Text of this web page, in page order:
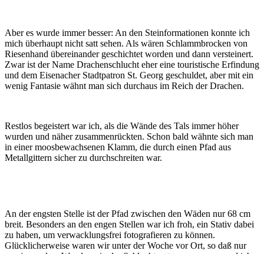
Aber es wurde immer besser: An den Steinformationen konnte ich
mich überhaupt nicht satt sehen. Als wären Schlammbrocken von
Riesenhand übereinander geschichtet worden und dann versteinert.
Zwar ist der Name Drachenschlucht eher eine touristische Erfindung
und dem Eisenacher Stadtpatron St. Georg geschuldet, aber mit ein
wenig Fantasie wähnt man sich durchaus im Reich der Drachen.
Restlos begeistert war ich, als die Wände des Tals immer höher
wurden und näher zusammenrückten. Schon bald wähnte sich man
in einer moosbewachsenen Klamm, die durch einen Pfad aus
Metallgittern sicher zu durchschreiten war.
An der engsten Stelle ist der Pfad zwischen den Wäden nur 68 cm
breit. Besonders an den engen Stellen war ich froh, ein Stativ dabei
zu haben, um verwacklungsfrei fotografieren zu können.
Glücklicherweise waren wir unter der Woche vor Ort, so daß nur